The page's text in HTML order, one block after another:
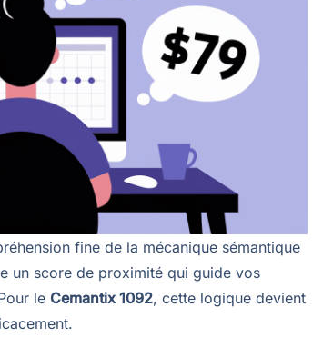
fine de la mécanique sémantique
un score de proximité qui guide vos
le Cemantix 1092, cette logique devient